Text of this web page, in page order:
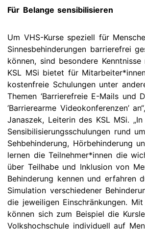
Für Belange sensibilisieren
Um VHS-Kurse speziell für
Sinnesbehinderungen barrierefrei
können, sind besondere Kenntnisse
KSL MSi bietet für
kostenfreie Schulungen unter
Themen ‘Barrierefreie E-Mails und
‘Barrierearme Videokonferenzen’
Janaszek, Leiterin des KSL MSi. „In
Sensibilisierungsschulungen rund
Sehbehinderung, Hörbehinderung
lernen die Teilnehmer*innen die
über Teilhabe und Inklusion von
Behinderung kennen und erfahren
Simulation verschiedener
die jeweiligen Einschränkungen.
können sich zum Beispiel die
Volkshochschule individuell auf